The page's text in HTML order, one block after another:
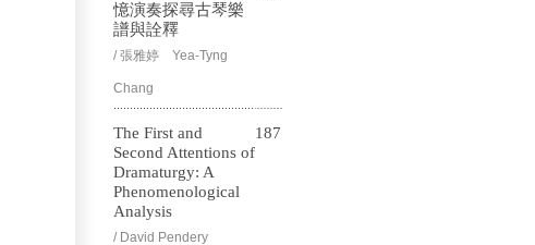
憶演奏探尋古琴樂
譜與詮釋
/ 張雅婷 Yea-Tyng
Chang
The First and
Second Attentions of
Dramaturgy: A
Phenomenological
Analysis
/ David Pendery
187